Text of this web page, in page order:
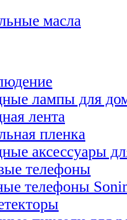
масла
лампы для
лента
пленка
аксессуары
телефоны
телефоны